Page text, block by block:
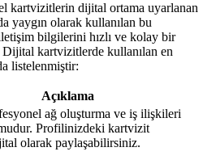
kartvizitlerin dijital ortama uyarlanan
yaygın olarak kullanılan bu
bilgilerini hızlı ve kolay bir
Dijital kartvizitlerde kullanılan en
listelenmiştir:
Açıklama
ağ oluşturma ve iş ilişkileri
Profilinizdeki kartvizit
olarak paylaşabilirsiniz.